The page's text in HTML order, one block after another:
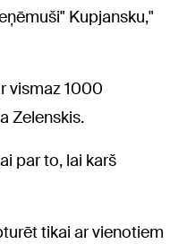
Kupjansku,"
vismaz 1000
Zelenskis.
par to, lai karš
tikai ar vienotiem